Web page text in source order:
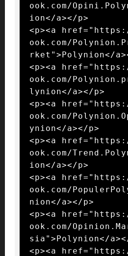
ook.com/
ion</a></p>
<p><a
ook.com/
rket">Polynion</
<p><a
ook.com/
lynion</a></p>
<p><a
ook.com/
ynion</a></p>
<p><a
ook.com/
ion</a></p>
<p><a
ook.com/
nion</a></p>
<p><a
ook.com/
sia">Polynion</
<p><a